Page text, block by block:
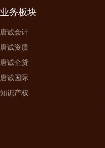
业务板块
唐诚会计
唐诚资质
唐诚企贷
唐诚国际
知识产权